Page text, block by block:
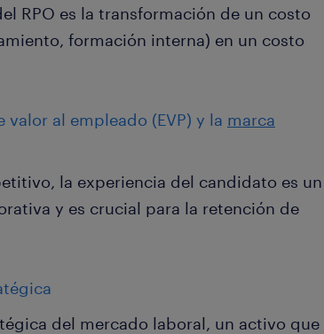
RPO es la transformación de un costo
formación interna) en un costo
al empleado (EVP) y la marca
la experiencia del candidato es un
y es crucial para la retención de
del mercado laboral, un activo que